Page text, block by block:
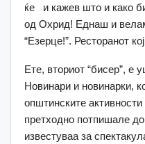
ќе и кажев што и како
од Охрид! Еднаш и
“Езерце!”. Ресторанот
Ете, вториот “бисер”, е
Новинари и новинарки,
општинските
претходно потпишале
известуваа за